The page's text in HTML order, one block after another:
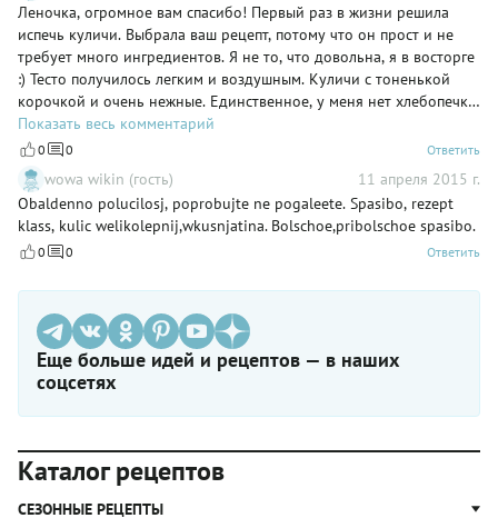
Леночка, огромное вам спасибо! Первый раз в жизни решила
испечь куличи. Выбрала ваш рецепт, потому что он прост и не
требует много ингредиентов. Я не то, что довольна, я в восторге
:) Тесто получилось легким и воздушным. Куличи с тоненькой
корочкой и очень нежные. Единственное, у меня нет хлебопечки,
месила вручную, а точнее ложкой, потому что тесто было мягкое
и очень липло к рукам (делала точно по рецепту) поднялось в 3
раза. И еще я добавила в тесто немного ванильного сахара.
Аромат умопомрачительный. Всегда буду готовить по вашему
рецепту и всем рекомендую хоть разок его попробовать.
Показать весь комментарий
0 0 Ответить
wowa wikin (гость)
11 апреля 2015 г.
Obaldenno polucilosj, poprobujte ne pogaleete. Spasibo, rezept
klass, kulic welikolepnij,wkusnjatina. Bolschoe,pribolschoe spasibo.
0 0 Ответить
Еще больше идей и рецептов — в наших
соцсетях
Каталог рецептов
СЕЗОННЫЕ РЕЦЕПТЫ